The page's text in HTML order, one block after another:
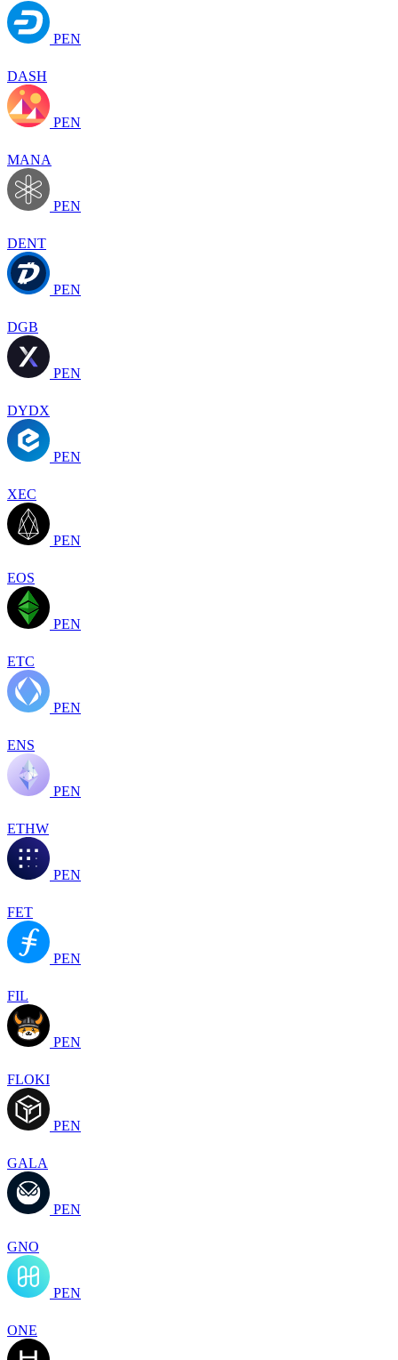
PEN
DASH
PEN
MANA
PEN
DENT
PEN
DGB
PEN
DYDX
PEN
XEC
PEN
EOS
PEN
ETC
PEN
ENS
PEN
ETHW
PEN
FET
PEN
FIL
PEN
FLOKI
PEN
GALA
PEN
GNO
PEN
ONE